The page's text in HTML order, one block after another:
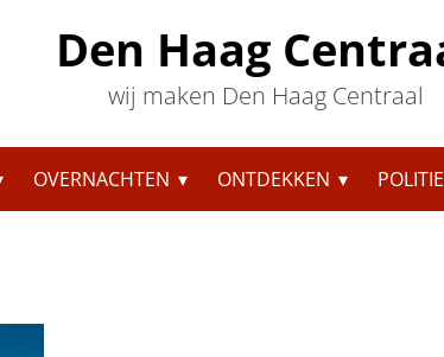
Den Haag
wij maken Den Haag Centraal
OVERNACHTEN ONTDEKKEN